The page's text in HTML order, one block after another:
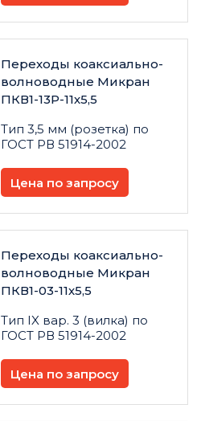
Переходы коаксиально-
волноводные Микран
ПКВ1-13Р-11х5,5
Тип 3,5 мм (розетка) по
ГОСТ РВ 51914-2002
Цена по запросу
Переходы коаксиально-
волноводные Микран
ПКВ1-03-11х5,5
Тип IX вар. 3 (вилка) по
ГОСТ РВ 51914-2002
Цена по запросу